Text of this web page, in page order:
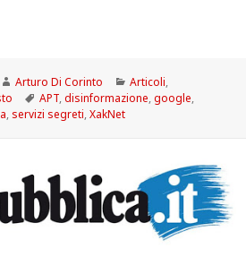
Autore
Arturo Di Corinto Categorie
Articoli,
Tag
APT,disinformazione,google,
, servizi segreti,XakNet